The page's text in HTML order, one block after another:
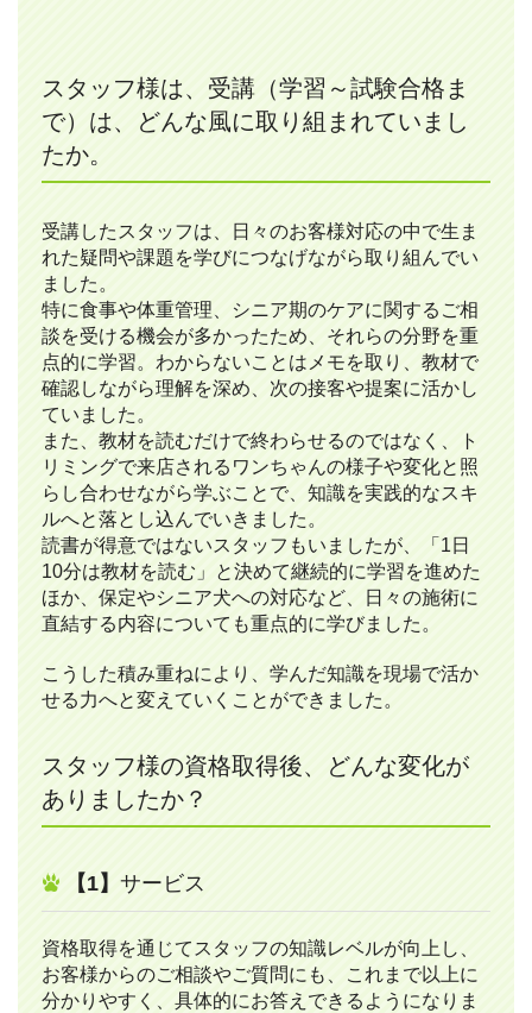
スタッフ様は、受講（学習～試験合格ま
で）は、どんな風に取り組まれていまし
たか。
受講したスタッフは、日々のお客様対応の中で生ま
れた疑問や課題を学びにつなげながら取り組んでい
ました。
特に食事や体重管理、シニア期のケアに関するご相
談を受ける機会が多かったため、それらの分野を重
点的に学習。わからないことはメモを取り、教材で
確認しながら理解を深め、次の接客や提案に活かし
ていました。
また、教材を読むだけで終わらせるのではなく、ト
リミングで来店されるワンちゃんの様子や変化と照
らし合わせながら学ぶことで、知識を実践的なスキ
ルへと落とし込んでいきました。
読書が得意ではないスタッフもいましたが、「1日
10分は教材を読む」と決めて継続的に学習を進めた
ほか、保定やシニア犬への対応など、日々の施術に
直結する内容についても重点的に学びました。
こうした積み重ねにより、学んだ知識を現場で活か
せる力へと変えていくことができました。
スタッフ様の資格取得後、どんな変化が
ありましたか？
【1】 サービス
資格取得を通じてスタッフの知識レベルが向上し、
お客様からのご相談やご質問にも、これまで以上に
分かりやすく、具体的にお答えできるようになりま